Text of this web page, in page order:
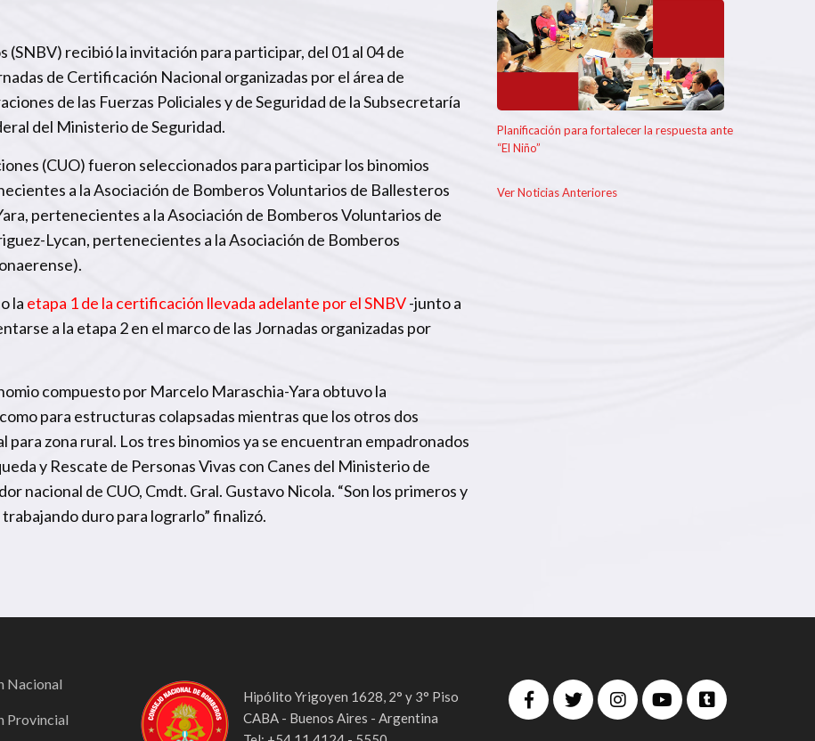
(SNBV) recibió la invitación para participar, del 01 al 04 de
de Certificación Nacional organizadas por el área de
de las Fuerzas Policiales y de Seguridad de la Subsecretaría
del Ministerio de Seguridad.
(CUO) fueron seleccionados para participar los binomios
a la Asociación de Bomberos Voluntarios de Ballesteros
pertenecientes a la Asociación de Bomberos Voluntarios de
Lycan, pertenecientes a la Asociación de Bomberos
la etapa 1 de la certificación llevada adelante por el SNBV-junto a
a la etapa 2 en el marco de las Jornadas organizadas por
compuesto por Marcelo Maraschia-Yara obtuvo la
para estructuras colapsadas mientras que los otros dos
zona rural. Los tres binomios ya se encuentran empadronados
y Rescate de Personas Vivas con Canes del Ministerio de
nacional de CUO, Cmdt. Gral. Gustavo Nicola. “Son los primeros y
duro para lograrlo” finalizó.
Planificación para fortalecer la respuesta ante
“El Niño”
Ver Noticias Anteriores
Nacional
Provincial
Hipólito Yrigoyen 1628, 2° y 3° Piso
CABA - Buenos Aires - Argentina